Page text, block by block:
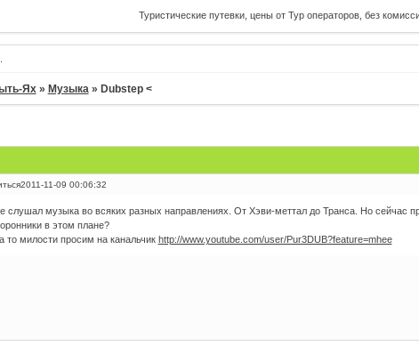
Туристические путевки, цены от Тур операторов, без
Ях » Музыка » Dubstep <
2011-11-09 00:06:32
слушал музыка во всяких разных направлениях. От Хэви-меттал до Транса. Но сейчас
в этом плане?
то милости просим на канальчик http://www.youtube.com/user/Pur3DUB?feature=mhee